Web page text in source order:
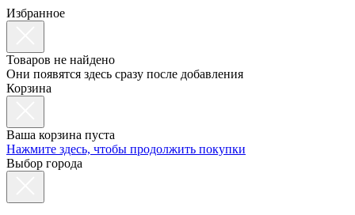
Избранное
Товаров не найдено
Они появятся здесь сразу после добавления
Корзина
Ваша корзина пуста
Нажмите здесь, чтобы продолжить покупки
Выбор города